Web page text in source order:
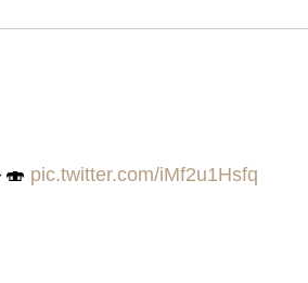
🍣 pic.twitter.com/iMf2u1Hsfq